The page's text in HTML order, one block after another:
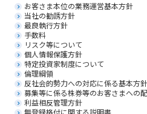
お客さま本位の業務運営基本方針
当社の勧誘方針
最良執行方針
手数料
リスク等について
個人情報保護方針
特定投資家制度について
倫理綱領
反社会的勢力への対応に係る基本方針
募集等に係る株券等のお客さまへの
利益相反管理方針